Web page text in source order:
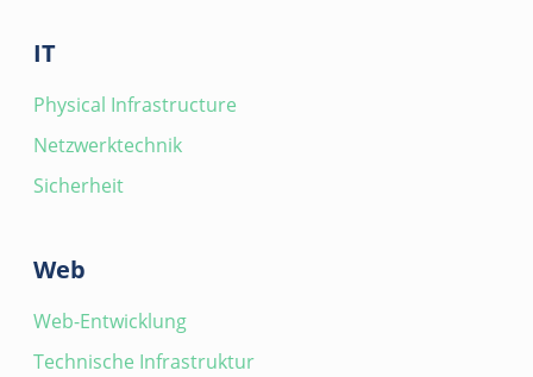
IT
Physical Infrastructure
Netzwerktechnik
Sicherheit
Web
Web-Entwicklung
Technische Infrastruktur